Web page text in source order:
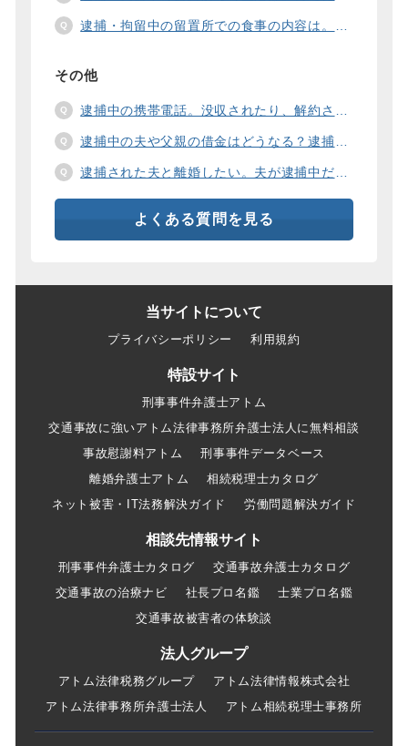
逮捕・拘留中の留置所での食事の内容は。食事代は支払わないといけないの？
その他
逮捕中の携帯電話。没収されたり、解約されたり、見られたりするの？
逮捕中の夫や父親の借金はどうなる？逮捕中の借金の支払い方法は。
逮捕された夫と離婚したい。夫が逮捕中だと慰謝料は増えるの？
よくある質問を見る
当サイトについて
プライバシーポリシー 利用規約
特設サイト
刑事事件弁護士アトム
交通事故に強いアトム法律事務所弁護士法人に無料相談
事故慰謝料アトム
刑事事件データベース
離婚弁護士アトム
相続税理士カタログ
ネット被害・IT法務解決ガイド
労働問題解決ガイド
相談先情報サイト
刑事事件弁護士カタログ
交通事故弁護士カタログ
交通事故の治療ナビ
社長プロ名鑑
士業プロ名鑑
交通事故被害者の体験談
法人グループ
アトム法律税務グループ
アトム法律情報株式会社
アトム法律事務所弁護士法人
アトム相続税理士事務所